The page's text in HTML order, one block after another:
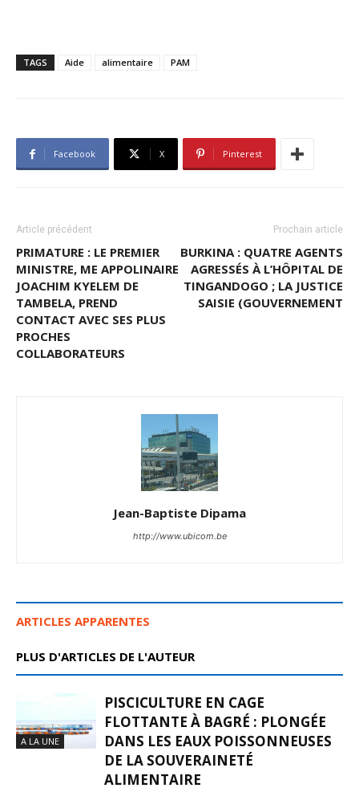
TAGS Aide alimentaire PAM
Facebook X Pinterest
Article précédent
PRIMATURE : LE PREMIER
MINISTRE, ME APPOLINAIRE
JOACHIM KYELEM DE
TAMBELA, PREND
CONTACT AVEC SES PLUS
PROCHES
COLLABORATEURS
Prochain article
BURKINA : QUATRE AGENTS
AGRESSÉS À L’HÔPITAL DE
TINGANDOGO ; LA JUSTICE
SAISIE (GOUVERNEMENT
Jean-Baptiste Dipama
http://www.ubicom.be
ARTICLES APPARENTES
PLUS D'ARTICLES DE L'AUTEUR
A LA UNE
PISCICULTURE EN CAGE
FLOTTANTE À BAGRÉ : PLONGÉE
DANS LES EAUX POISSONNEUSES
DE LA SOUVERAINETÉ
ALIMENTAIRE